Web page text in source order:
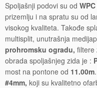
Spoljašnji podovi su od
prizemlju i na spratu su od
visokog kvaliteta. Takođe
multisplit, unutrašnja
prohromsku ogradu, filtere
obrada spoljašnjeg zida je :
most na pontone od 11.00m
#4mm, koji su kvalitetno